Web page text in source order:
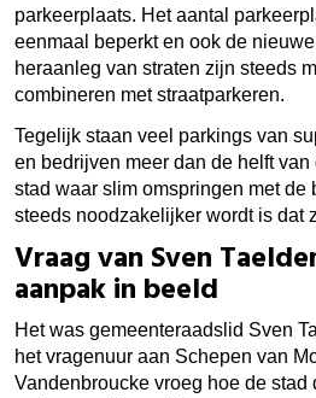
parkeerplaats. Het aantal
eenmaal beperkt en ook de
heraanleg van straten zijn steeds
combineren met straatparkeren.
Tegelijk staan veel parkings van
en bedrijven meer dan de helft van
stad waar slim omspringen met de
steeds noodzakelijker wordt is dat
Vraag van Sven
aanpak in beeld
Het was gemeenteraadslid Sven
het vragenuur aan Schepen van
Vandenbroucke vroeg hoe de stad